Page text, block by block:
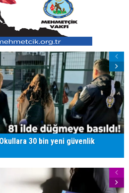
30 bin yeni güvenlik